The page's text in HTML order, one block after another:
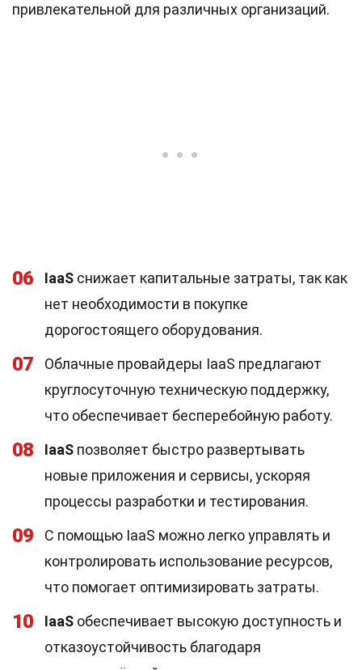
привлекательной для различных организаций.
06 IaaS снижает капитальные затраты, так как
нет необходимости в покупке
дорогостоящего оборудования.
07
Облачные провайдеры IaaS предлагают
круглосуточную техническую поддержку,
что обеспечивает бесперебойную работу.
08 IaaS позволяет быстро развертывать
новые приложения и сервисы, ускоряя
процессы разработки и тестирования.
09
С помощью IaaS можно легко управлять и
контролировать использование ресурсов,
что помогает оптимизировать затраты.
10 IaaS обеспечивает высокую доступность и
отказоустойчивость благодаря